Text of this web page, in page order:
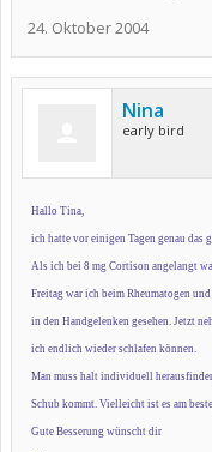
24. Oktober 2004
Nina
early bird
Hallo Tina,
ich hatte vor einigen Tagen genau das
Als ich bei 8 mg Cortison angelangt
Freitag war ich beim Rheumatogen
in den Handgelenken gesehen. Jetzt
ich endlich wieder schlafen können.
Man muss halt individuell
Schub kommt. Vielleicht ist es am
Gute Besserung wünscht dir